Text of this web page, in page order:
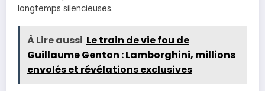
longtemps silencieuses.
À Lire aussi Le train de vie fou de
Guillaume Genton : Lamborghini, millions
envolés et révélations exclusives